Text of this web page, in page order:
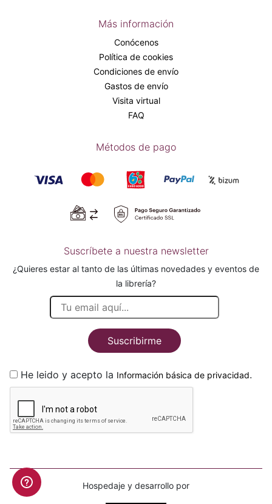
Más información
Conócenos
Política de cookies
Condiciones de envío
Gastos de envío
Visita virtual
FAQ
Métodos de pago
Suscríbete a nuestra newsletter
¿Quieres estar al tanto de las últimas novedades y eventos de
la librería?
Suscribirme
He leido y acepto la Información básica de privacidad.
Hospedaje y desarrollo por